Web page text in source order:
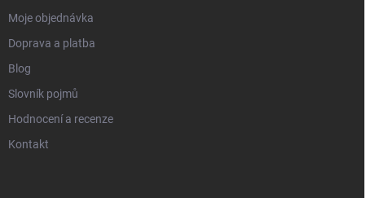
Moje objednávka
Doprava a platba
Blog
Slovník pojmů
Hodnocení a recenze
Kontakt